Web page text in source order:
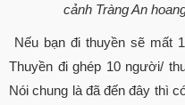
cảnh Tràng An
Nếu bạn đi thuyền sẽ mất
Thuyền đi ghép 10 người/
Nói chung là đã đến đây thì